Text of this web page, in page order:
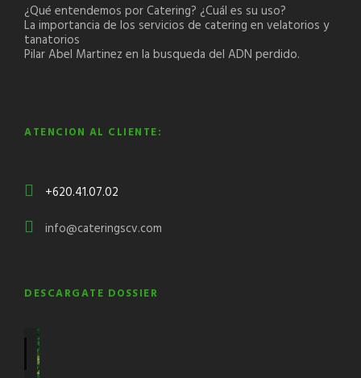
¿Qué entendemos por Catering? ¿Cuál es su uso?
La importancia de los servicios de catering en velatorios y
tanatorios
Pilar Abel Martinez en la busqueda del ADN perdido.
ATENCION AL CLIENTE:
+620.41.07.02
info@cateringscv.com
DESCARGATE DOSSIER